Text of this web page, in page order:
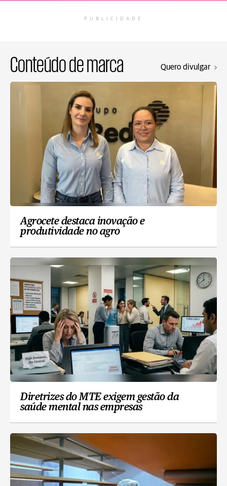
PUBLICIDADE
Conteúdo de marca Quero divulgar
Agrocete destaca inovação e
produtividade no agro
Diretrizes do MTE exigem gestão da
saúde mental nas empresas